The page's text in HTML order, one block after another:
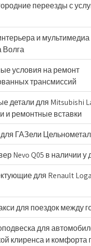
переезды с
и
Волга
условия на ремонт
трансмиссий
детали для Mitsubishi
и ремонтные вставки
ГАЗели
Nevo Q05 в наличии у
для Renault
для поездок между
для
клиренса и комфорта